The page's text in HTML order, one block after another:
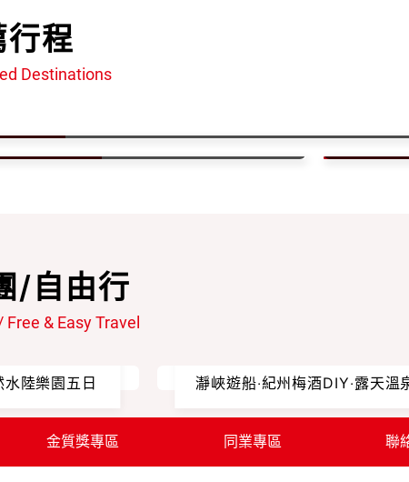
行程
Destinations
汶萊探秘黃金國度的壯麗景色 精
/自由行
& Easy Travel
陸樂園五日 瀞峽遊船‧紀州梅酒DIY‧露天溫
金質獎專區 同業專區 聯